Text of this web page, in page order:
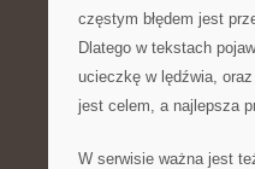
częstym błędem jest
Dlatego w tekstach
ucieczkę w lędźwia,
jest celem, a najlepsza
W serwisie ważna jest